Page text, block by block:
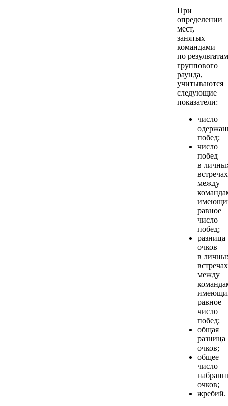
При
определении
мест,
занятых
командами
по результатам
группового
раунда,
учитываются
следующие
показатели:
число
побед;
число
побед
в
встречах
между
равное
число
побед;
разница
очков
в
встречах
между
равное
число
побед;
общая
разница
очков;
общее
число
очков;
жребий.